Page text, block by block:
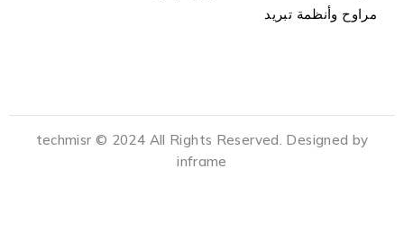
مراوح وأنظمة تبريد
techmisr © 2024 All Rights Reserved. Designed by
inframe